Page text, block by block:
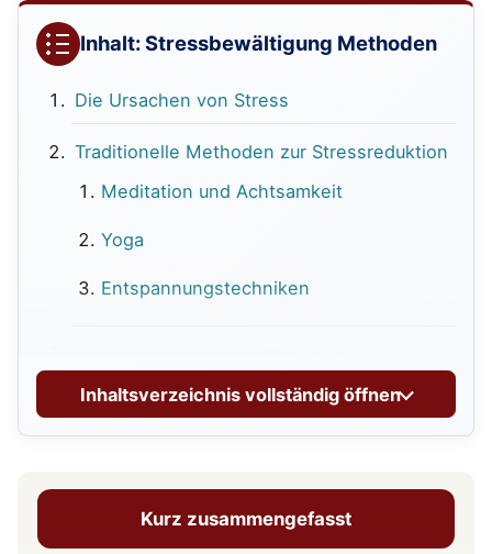
Inhalt: Stressbewältigung Methoden
Die Ursachen von Stress
Traditionelle Methoden zur Stressreduktion
Meditation und Achtsamkeit
Yoga
Entspannungstechniken
Digitaler Detox
Saftkur 7 Tage
Bewegung und Sport
Inhaltsverzeichnis vollständig öffnen
Kurz zusammengefasst